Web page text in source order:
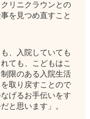
リニクラウンとの
を見つめ直すこと
、入院していても
ても、こどもはこ
限のある入院生活
取り戻すことので
げるお手伝いをす
と思います」。